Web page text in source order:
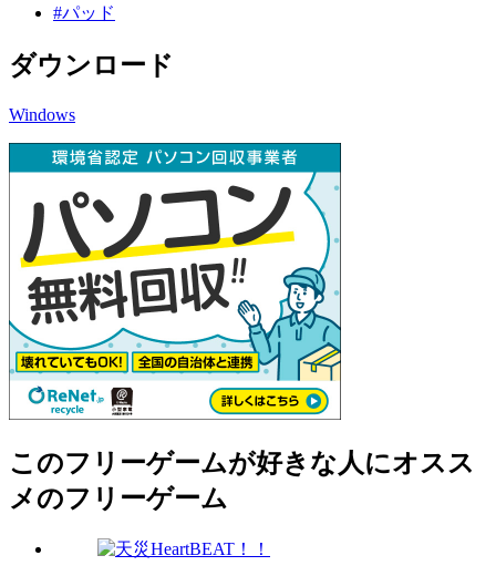
#パッド
ダウンロード
Windows
このフリーゲームが好きな人にオスス
メのフリーゲーム